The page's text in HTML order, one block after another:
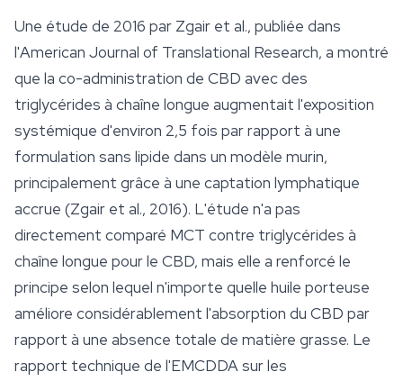
Une étude de 2016 par Zgair et al., publiée dans
l'American Journal of Translational Research, a montré
que la co-administration de CBD avec des
triglycérides à chaîne longue augmentait l'exposition
systémique d'environ 2,5 fois par rapport à une
formulation sans lipide dans un modèle murin,
principalement grâce à une captation lymphatique
accrue (Zgair et al., 2016). L'étude n'a pas
directement comparé MCT contre triglycérides à
chaîne longue pour le CBD, mais elle a renforcé le
principe selon lequel n'importe quelle huile porteuse
améliore considérablement l'absorption du CBD par
rapport à une absence totale de matière grasse. Le
rapport technique de l'EMCDDA sur les